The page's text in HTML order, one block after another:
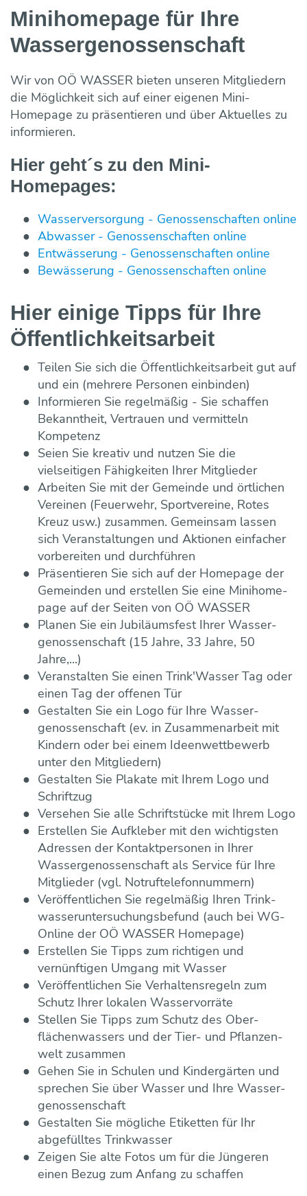
Minihomepage für Ihre
Wasser­genossen­schaft
Wir von OÖ WASSER bieten unseren Mitgliedern
die Möglichkeit sich auf einer eigenen Mini-
Homepage zu präsentieren und über Aktuelles zu
informieren.
Hier geht´s zu den Mini-
Homepages:
Wasserversorgung - Genossenschaften online
Abwasser - Genossenschaften online
Entwässerung - Genossenschaften online
Bewässerung - Genossenschaften online
Hier einige Tipps für Ihre
Öffentlich­keits­arbeit
Teilen Sie sich die Öffentlich­keits­arbeit gut auf
und ein (mehrere Personen einbinden)
Informieren Sie regelmäßig - Sie schaffen
Bekanntheit, Vertrauen und vermitteln
Kompetenz
Seien Sie kreativ und nutzen Sie die
vielseitigen Fähig­keiten Ihrer Mitglieder
Arbeiten Sie mit der Gemeinde und örtlichen
Vereinen (Feuerwehr, Sport­vereine, Rotes
Kreuz usw.) zusammen. Gemeinsam lassen
sich Veranstaltungen und Aktionen einfacher
vorbereiten und durchführen
Präsentieren Sie sich auf der Homepage der
Gemeinden und erstellen Sie eine Minihome­
page auf der Seiten von OÖ WASSER
Planen Sie ein Jubiläums­fest Ihrer Wasser­
genossen­schaft (15 Jahre, 33 Jahre, 50
Jahre,...)
Veranstalten Sie einen Trink'Wasser Tag oder
einen Tag der offenen Tür
Gestalten Sie ein Logo für Ihre Wasser­
genossen­schaft (ev. in Zusammen­arbeit mit
Kindern oder bei einem Ideen­wettbewerb
unter den Mitgliedern)
Gestalten Sie Plakate mit Ihrem Logo und
Schrift­zug
Versehen Sie alle Schrift­stücke mit Ihrem Logo
Erstellen Sie Aufkleber mit den wichtigsten
Adressen der Kontakt­personen in Ihrer
Wasser­genossen­schaft als Service für Ihre
Mitglieder (vgl. Notruftelefonnummern)
Veröffentlichen Sie regelmäßig Ihren Trink­
wasser­untersuchungs­befund (auch bei WG-
Online der OÖ WASSER Homepage)
Erstellen Sie Tipps zum richtigen und
vernünftigen Umgang mit Wasser
Veröffentlichen Sie Verhaltens­regeln zum
Schutz Ihrer lokalen Wasser­vorräte
Stellen Sie Tipps zum Schutz des Ober­
flächen­wassers und der Tier- und Pflanzen­
welt zusammen
Gehen Sie in Schulen und Kindergärten und
sprechen Sie über Wasser und Ihre Wasser­
genossen­schaft
Gestalten Sie mögliche Etiketten für Ihr
abgefülltes Trink­wasser
Zeigen Sie alte Fotos um für die Jüngeren
einen Bezug zum Anfang zu schaffen